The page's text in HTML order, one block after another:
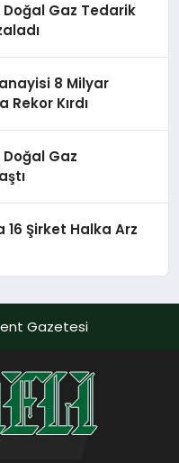
Doğal Gaz Tedarik
8 Milyar
Rekor Kırdı
Doğal Gaz
16 Şirket Halka Arz
Gazetesi